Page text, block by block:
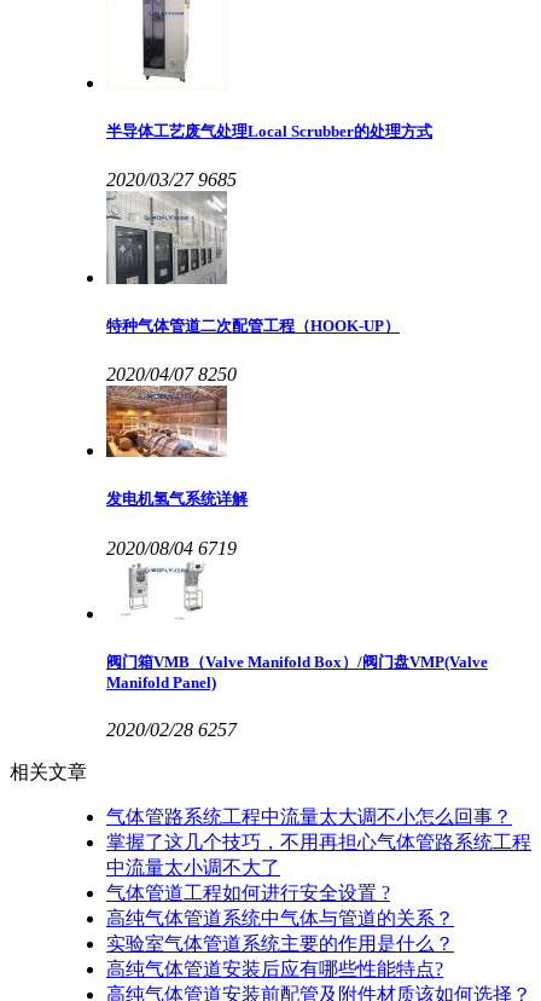
半导体工艺废气处理Local Scrubber的处理方式
2020/03/27 9685
特种气体管道二次配管工程（HOOK-UP）
2020/04/07 8250
发电机氢气系统详解
2020/08/04 6719
阀门箱VMB（Valve Manifold Box）/阀门盘VMP(Valve
Manifold Panel)
2020/02/28 6257
相关文章
气体管路系统工程中流量太大调不小怎么回事？
掌握了这几个技巧，不用再担心气体管路系统工程
中流量太小调不大了
气体管道工程如何进行安全设置 ?
高纯气体管道系统中气体与管道的关系？
实验室气体管道系统主要的作用是什么？
高纯气体管道安装后应有哪些性能特点?
高纯气体管道安装前配管及附件材质该如何选择？